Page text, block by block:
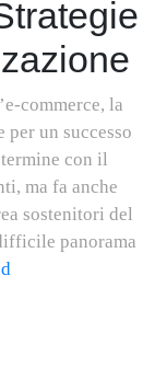
commerce, la
un successo
con il
ma fa anche
sostenitori del
panorama